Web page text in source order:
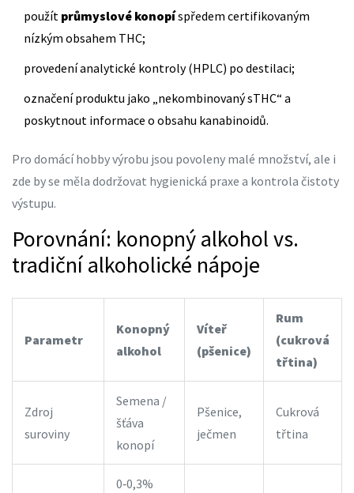
použít průmyslové konopíspředem certifikovaným
nízkým obsahem THC;
provedení analytické kontroly (HPLC) po destilaci;
označení produktu jako „nekombinovaný sTHC“ a
poskytnout informace o obsahu kanabinoidů.
Pro domácí hobby výrobu jsou povoleny malé množství, ale i
zde by se měla dodržovat hygienická praxe a kontrola čistoty
výstupu.
Porovnání: konopný alkohol vs.
tradiční alkoholické nápoje
Parametr
Konopný
alkohol
Víteř
(pšenice)
Rum
(cukrová
třtina)
Zdroj
suroviny
Semena /
šťáva
konopí
Pšenice,
ječmen
Cukrová
třtina
0‑0,3%